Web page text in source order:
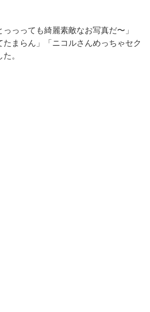
っっても綺麗素敵なお写真だ〜」
まらん」「ニコルさんめっちゃセク
。